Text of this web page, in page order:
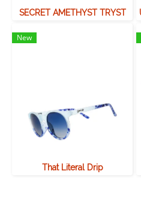
SECRET AMETHYST TRYST
New
That Literal Drip